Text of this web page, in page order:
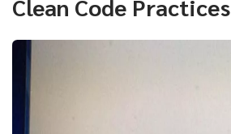
Clean Code Practices